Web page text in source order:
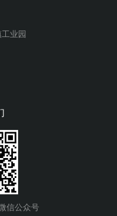
业园
信公众号